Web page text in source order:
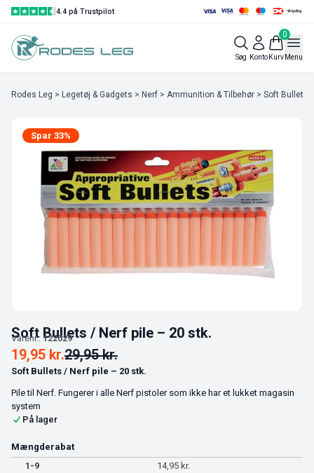
4.4 på Trustpilot
Søg Konto
0
KurvMenu
Rodes Leg > Legetøj & Gadgets > Nerf > Ammunition & Tilbehør > Soft Bullets
Spar 33%
Soft Bullets / Nerf pile – 20 stk.
Varenr.: 122029
29,95kr.
19,95 kr.
Soft Bullets / Nerf pile – 20 stk.
Pile til Nerf. Fungerer i alle Nerf pistoler som ikke har et lukket magasin
system
På lager
Mængderabat
1-9
14,95 kr.